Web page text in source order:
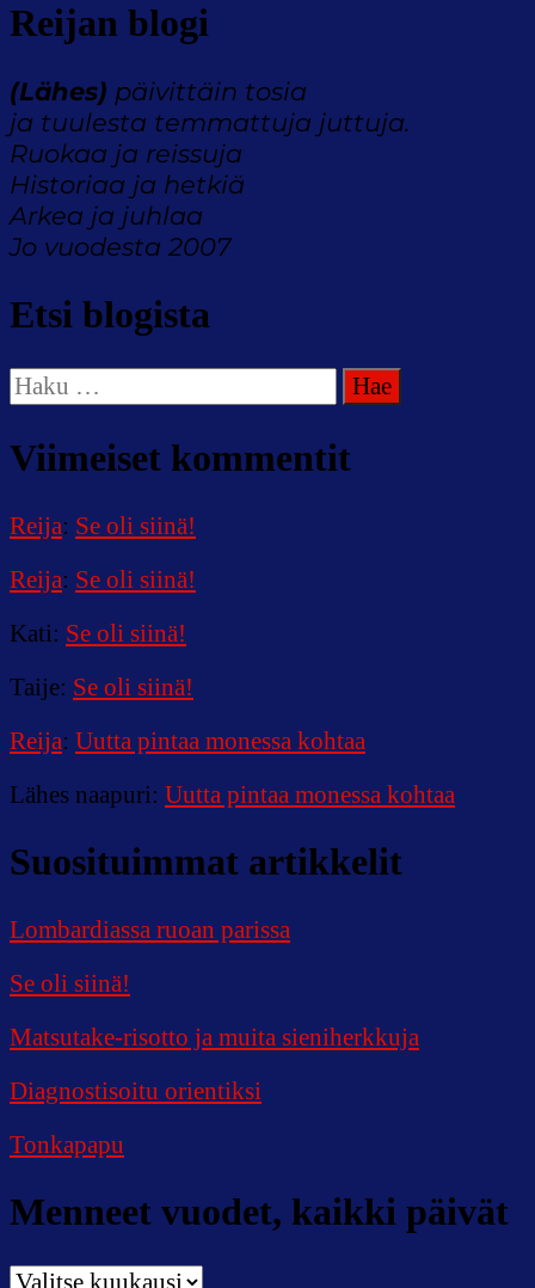
Reijan blogi
(Lähes) päivittäin tosia
ja tuulesta temmattuja juttuja.
Ruokaa ja reissuja
Historiaa ja hetkiä
Arkea ja juhlaa
Jo vuodesta 2007
Etsi blogista
Haku:
Viimeiset kommentit
Reija: Se oli siinä!
Reija: Se oli siinä!
Kati: Se oli siinä!
Taije: Se oli siinä!
Reija: Uutta pintaa monessa kohtaa
Lähes naapuri: Uutta pintaa monessa kohtaa
Suosituimmat artikkelit
Lombardiassa ruoan parissa
Se oli siinä!
Matsutake-risotto ja muita sieniherkkuja
Diagnostisoitu orientiksi
Tonkapapu
Menneet vuodet, kaikki päivät
Menneet